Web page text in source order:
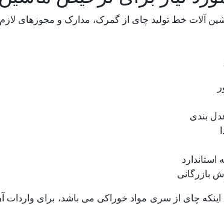
آلات خط تولید چای از گمرک، مدارک و مجوزهای لازم
بندی
استاندارد
بازرگانی
اینکه چای از سری مواد خوراکی می باشد، برای واردات